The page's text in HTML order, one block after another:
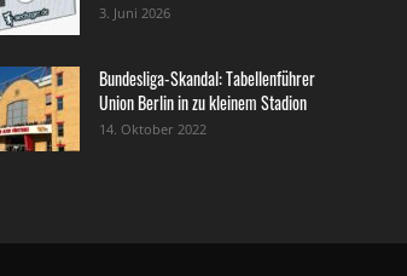
3. Juni 2026
Bundesliga-Skandal: Tabellenführer
Union Berlin in zu kleinem Stadion
14. Oktober 2022